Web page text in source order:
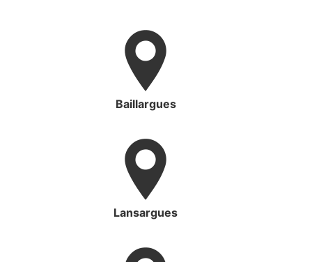
Baillargues
Lansargues